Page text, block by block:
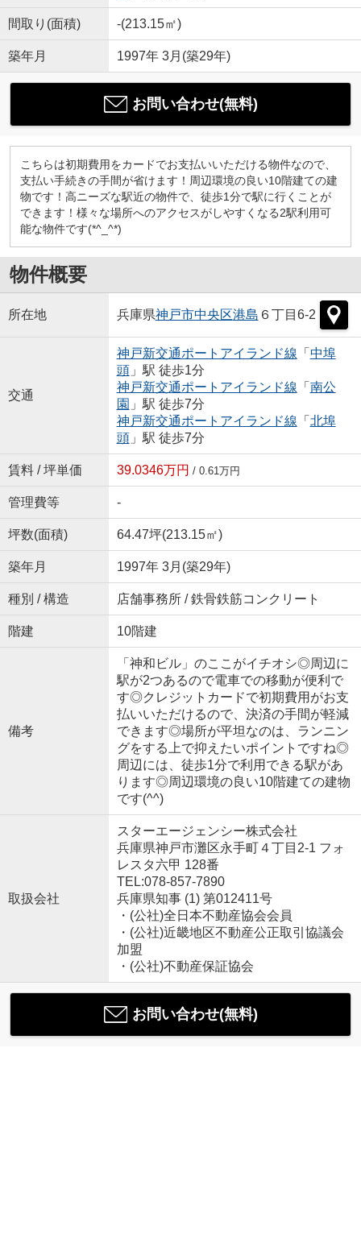
間取り(面積) -(213.15㎡)
築年月 1997年 3月(築29年)
お問い合わせ(無料)
こちらは初期費用をカードでお支払いいただける物件なので、
支払い手続きの手間が省けます！周辺環境の良い10階建ての建
物です！高ニーズな駅近の物件で、徒歩1分で駅に行くことが
できます！様々な場所へのアクセスがしやすくなる2駅利用可
能な物件です(*^_^*)
物件概要
所在地 兵庫県神戸市中央区港島 ６丁目6-2
交通
神戸新交通ポートアイランド線 「 中埠
頭」駅 徒歩1分
神戸新交通ポートアイランド線 「 南公
園 」駅 徒歩7分
神戸新交通ポートアイランド線 「 北埠
頭」駅 徒歩7分
賃料 / 坪単価 39.0346万円 / 0.61万円
管理費等 -
坪数(面積) 64.47坪(213.15㎡)
築年月 1997年 3月(築29年)
種別 / 構造 店舗事務所 / 鉄骨鉄筋コンクリート
階建 10階建
備考
「神和ビル」のここがイチオシ◎周辺に
駅が2つあるので電車での移動が便利で
す◎クレジットカードで初期費用がお支
払いいただけるので、決済の手間が軽減
できます◎場所が平坦なのは、ランニン
グをする上で抑えたいポイントですね◎
周辺には、徒歩1分で利用できる駅があ
ります◎周辺環境の良い10階建ての建物
です(^^)
取扱会社
スターエージェンシー株式会社
兵庫県神戸市灘区永手町４丁目2-1 フォ
レスタ六甲 128番
TEL:078-857-7890
兵庫県知事 (1) 第012411号
・(公社)全日本不動産協会会員
・(公社)近畿地区不動産公正取引協議会
加盟
・(公社)不動産保証協会
お問い合わせ(無料)